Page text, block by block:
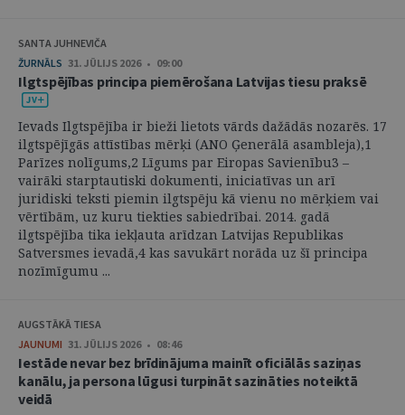
SANTA JUHNEVIČA
ŽURNĀLS 31. JŪLIJS 2026 • 09:00
Ilgtspējības principa piemērošana Latvijas tiesu praksē
Ievads Ilgtspējība ir bieži lietots vārds dažādās nozarēs. 17
ilgtspējīgās attīstības mērķi (ANO Ģenerālā asambleja),1
Parīzes nolīgums,2 Līgums par Eiropas Savienību3 –
vairāki starptautiski dokumenti, iniciatīvas un arī
juridiski teksti piemin ilgtspēju kā vienu no mērķiem vai
vērtībām, uz kuru tiekties sabiedrībai. 2014. gadā
ilgtspējība tika iekļauta arīdzan Latvijas Republikas
Satversmes ievadā,4 kas savukārt norāda uz šī principa
nozīmīgumu ...
AUGSTĀKĀ TIESA
JAUNUMI 31. JŪLIJS 2026 • 08:46
Iestāde nevar bez brīdinājuma mainīt oficiālās saziņas
kanālu, ja persona lūgusi turpināt sazināties noteiktā
veidā